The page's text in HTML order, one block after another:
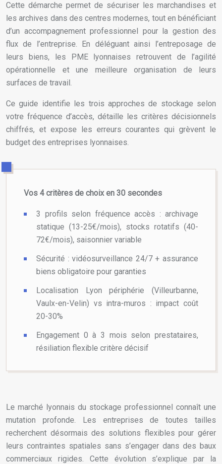
Cette démarche permet de sécuriser les marchandises et
les archives dans des centres modernes, tout en bénéficiant
d’un accompagnement professionnel pour la gestion des
flux de l’entreprise. En déléguant ainsi l’entreposage de
leurs biens, les PME lyonnaises retrouvent de l’agilité
opérationnelle et une meilleure organisation de leurs
surfaces de travail.
Ce guide identifie les trois approches de stockage selon
votre fréquence d’accès, détaille les critères décisionnels
chiffrés, et expose les erreurs courantes qui grèvent le
budget des entreprises lyonnaises.
Vos 4 critères de choix en 30 secondes
3 profils selon fréquence accès : archivage
statique (13-25€/mois), stocks rotatifs (40-
72€/mois), saisonnier variable
Sécurité : vidéosurveillance 24/7 + assurance
biens obligatoire pour garanties
Localisation Lyon périphérie (Villeurbanne,
Vaulx-en-Velin) vs intra-muros : impact coût
20-30%
Engagement 0 à 3 mois selon prestataires,
résiliation flexible critère décisif
Le marché lyonnais du stockage professionnel connaît une
mutation profonde. Les entreprises de toutes tailles
recherchent désormais des solutions flexibles pour gérer
leurs contraintes spatiales sans s’engager dans des baux
commerciaux rigides. Cette évolution s’explique par la